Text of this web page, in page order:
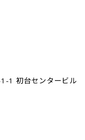
1 初台センタービル